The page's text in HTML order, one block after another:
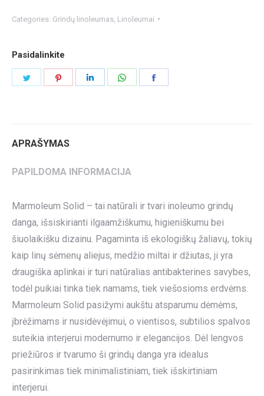
Categories: Grindų linoleumas Linoleumai
Pasidalinkite
APRAŠYMAS
PAPILDOMA INFORMACIJA
Marmoleum Solid – tai natūrali ir tvari inoleumo grindų
danga, išsiskirianti ilgaamžiškumu, higieniškumu bei
šiuolaikišku dizainu. Pagaminta iš ekologiškų žaliavų, tokių
kaip linų sėmenų aliejus, medžio miltai ir džiutas, ji yra
draugiška aplinkai ir turi natūralias antibakterines savybes,
todėl puikiai tinka tiek namams, tiek viešosioms erdvėms.
Marmoleum Solid pasižymi aukštu atsparumu dėmėms,
įbrėžimams ir nusidėvėjimui, o vientisos, subtilios spalvos
suteikia interjerui modernumo ir elegancijos. Dėl lengvos
priežiūros ir tvarumo ši grindų danga yra idealus
pasirinkimas tiek minimalistiniam, tiek išskirtiniam
interjerui.